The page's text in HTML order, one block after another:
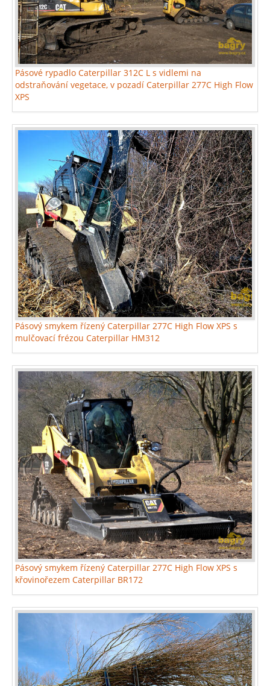
Pásové rypadlo Caterpillar 312C L s vidlemi na
odstraňování vegetace, v pozadí Caterpillar 277C High Flow
XPS
Pásový smykem řízený Caterpillar 277C High Flow XPS s
mulčovací frézou Caterpillar HM312
Pásový smykem řízený Caterpillar 277C High Flow XPS s
křovinořezem Caterpillar BR172